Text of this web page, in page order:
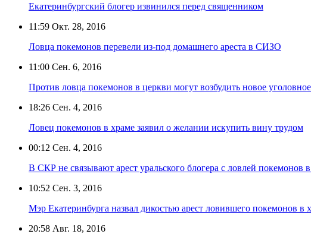
Екатеринбургский блогер извинился перед священником
11:59 Окт. 28, 2016
Ловца покемонов перевели из-под домашнего ареста в СИЗО
11:00 Сен. 6, 2016
Против ловца покемонов в церкви могут возбудить новое
18:26 Сен. 4, 2016
Ловец покемонов в храме заявил о желании искупить вину трудом
00:12 Сен. 4, 2016
В СКР не связывают арест уральского блогера с ловлей покемонов
10:52 Сен. 3, 2016
Мэр Екатеринбурга назвал дикостью арест ловившего покемонов в
20:58 Авг. 18, 2016